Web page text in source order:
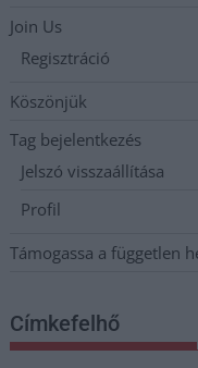
Join Us
Regisztráció
Köszönjük
Tag bejelentkezés
Jelszó visszaállítása
Profil
Támogassa a független
Címkefelhő